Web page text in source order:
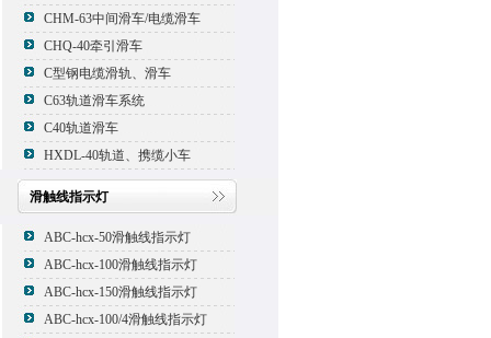
CHM-63中间滑车/电缆滑车
CHQ-40牵引滑车
C型钢电缆滑轨、滑车
C63轨道滑车系统
C40轨道滑车
HXDL-40轨道、携缆小车
滑触线指示灯
ABC-hcx-50滑触线指示灯
ABC-hcx-100滑触线指示灯
ABC-hcx-150滑触线指示灯
ABC-hcx-100/4滑触线指示灯